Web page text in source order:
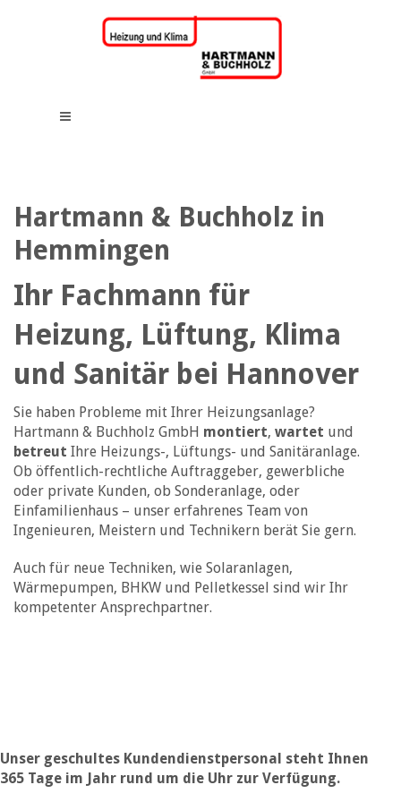
Hartmann & Buchholz in
Hemmingen
Ihr Fachmann für
Heizung, Lüftung, Klima
und Sanitär bei Hannover
Sie haben Probleme mit Ihrer Heizungsanlage?
Hartmann & Buchholz GmbH montiert, wartet und
betreut Ihre Heizungs-, Lüftungs- und Sanitäranlage.
Ob öffentlich-rechtliche Auftraggeber, gewerbliche
oder private Kunden, ob Sonderanlage, oder
Einfamilienhaus – unser erfahrenes Team von
Ingenieuren, Meistern und Technikern berät Sie gern.
Auch für neue Techniken, wie Solaranlagen,
Wärmepumpen, BHKW und Pelletkessel sind wir Ihr
kompetenter Ansprechpartner.
Unser geschultes Kundendienstpersonal steht Ihnen
365 Tage im Jahr rund um die Uhr zur Verfügung.